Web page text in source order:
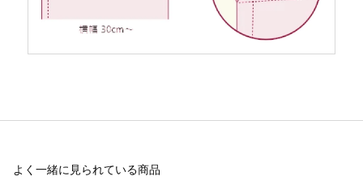
よく一緒に見られている商品